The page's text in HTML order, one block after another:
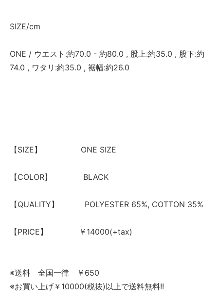
SIZE/cm
ONE / ウエスト:約70.0 - 約80.0 , 股上:約35.0 , 股下:約
74.0 , ワタリ:約35.0 , 裾幅:約26.0
【SIZE】 ONE SIZE
【COLOR】 BLACK
【QUALITY】 POLYESTER 65%, COTTON 35%
【PRICE】 ￥14000(+tax)
※送料 全国一律 ￥650
※お買い上げ￥10000(税抜)以上で送料無料!!